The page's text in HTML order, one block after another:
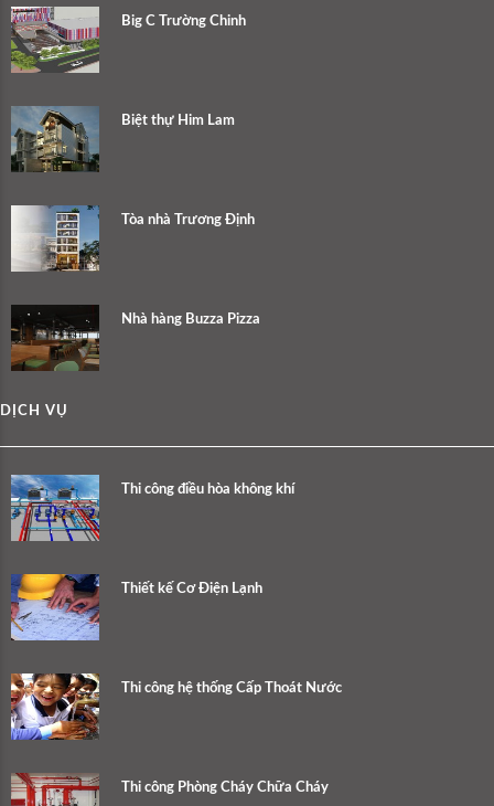
Big C Trường Chinh
Biệt thự Him Lam
Tòa nhà Trương Định
Nhà hàng Buzza Pizza
DỊCH VỤ
Thi công điều hòa không khí
Thiết kế Cơ Điện Lạnh
Thi công hệ thống Cấp Thoát Nước
Thi công Phòng Cháy Chữa Cháy